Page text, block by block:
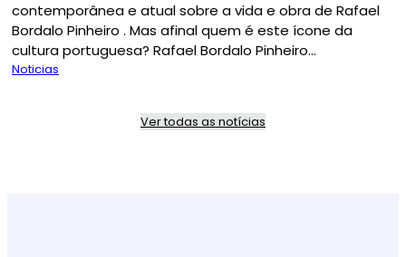
contemporânea e atual sobre a vida e obra de Rafael
Bordalo Pinheiro . Mas afinal quem é este ícone da
cultura portuguesa? Rafael Bordalo Pinheiro...
Noticias
Ver todas as notícias